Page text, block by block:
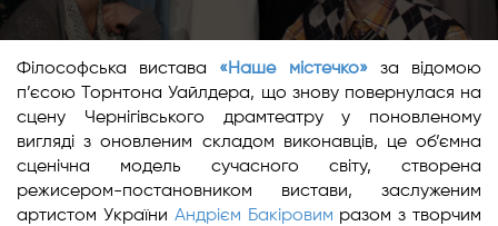
Філософська вистава «Наше містечко»за відомою
п’єсою Торнтона Уайлдера, що знову повернулася на
сцену Чернігівського драмтеатру у поновленому
вигляді з оновленим складом виконавців, це об’ємна
сценічна модель сучасного світу, створена
режисером-постановником вистави, заслуженим
артистом України Андрієм Бакіровим разом з творчим